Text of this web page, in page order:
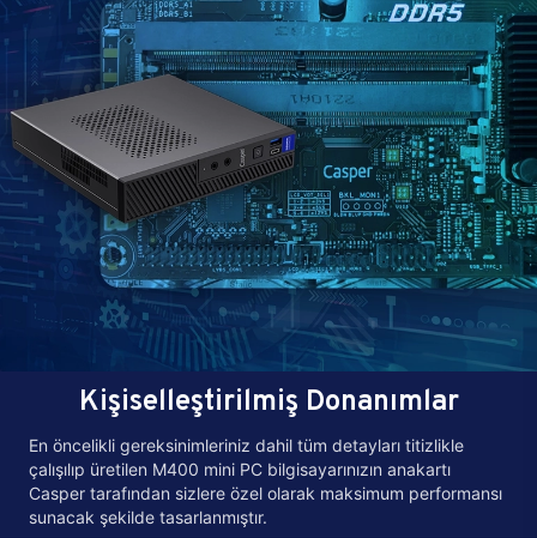
Kişiselleştirilmiş Donanımlar
En öncelikli gereksinimleriniz dahil tüm detayları titizlikle
çalışılıp üretilen M400 mini PC bilgisayarınızın anakartı
Casper tarafından sizlere özel olarak maksimum performansı
sunacak şekilde tasarlanmıştır.